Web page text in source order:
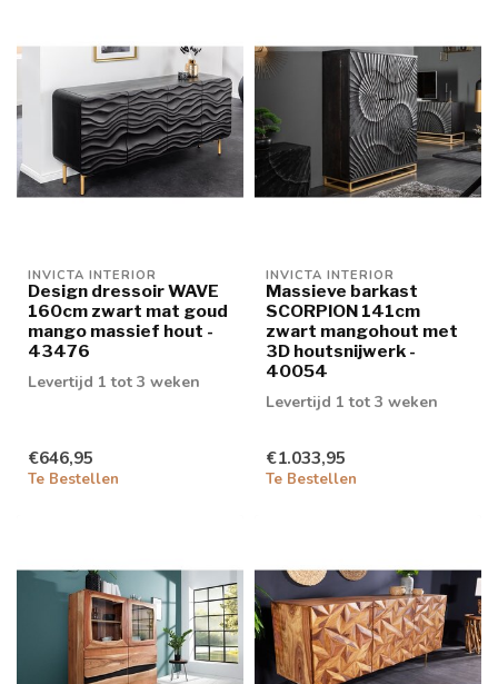
INVICTA INTERIOR
Design dressoir WAVE
160cm zwart mat goud
mango massief hout -
43476
Levertijd 1 tot 3 weken
€646,95
Te Bestellen
INVICTA INTERIOR
Massieve barkast
SCORPION 141cm
zwart mangohout met
3D houtsnijwerk -
40054
Levertijd 1 tot 3 weken
€1.033,95
Te Bestellen